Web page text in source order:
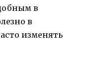
в
в
изменять